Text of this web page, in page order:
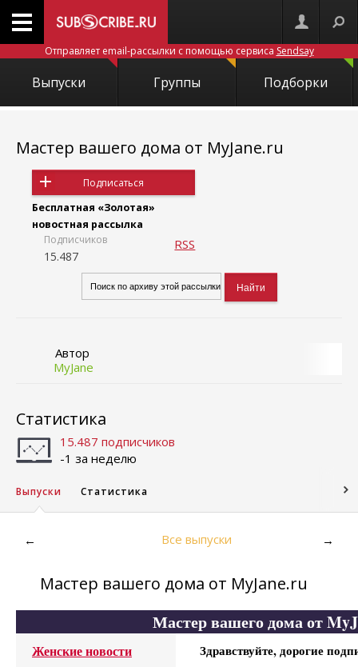
Отправляет email-рассылки с помощью сервиса Sendsay
Выпуски Группы Подборки
Мастер вашего дома от MyJane.ru
Подписаться
Бесплатная «Золотая»
новостная рассылка
Подписчиков
15.487
RSS
Автор
MyJane
Статистика
15.487 подписчиков
-1 за неделю
Выпуски Статистика
← Все выпуски →
Мастер вашего дома от MyJane.ru
Мастер вашего дома от
Женские новости
Здравствуйте, дорогие